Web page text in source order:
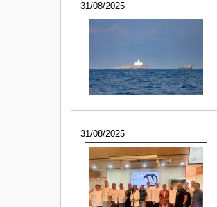
31/08/2025
31/08/2025